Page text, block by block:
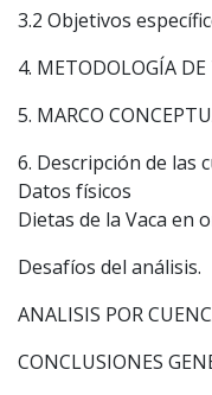
3.2 Objetivos
4. METODOLOGÍA DE
5. MARCO
6. Descripción de las
Datos físicos
Dietas de la Vaca en
Desafíos del análisis.
ANALISIS POR
CONCLUSIONES